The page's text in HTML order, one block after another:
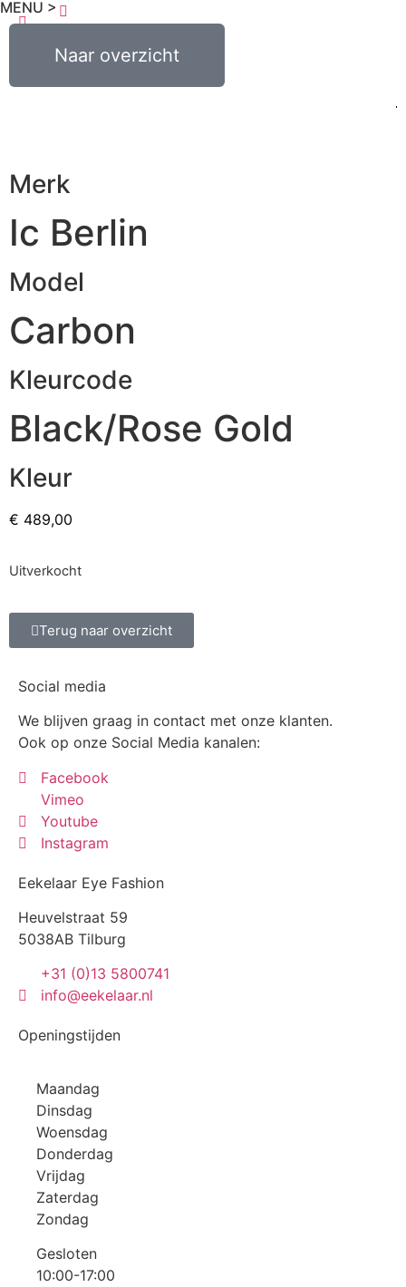
MENU >
Naar overzicht
0,00 0
Merk
Ic Berlin
Model
Carbon
Kleurcode
Black/Rose Gold
Kleur
€ 489,00
Uitverkocht
Terug naar overzicht
Social media
We blijven graag in contact met onze klanten.
Ook op onze Social Media kanalen:
Facebook
Vimeo
Youtube
Instagram
Eekelaar Eye Fashion
Heuvelstraat 59
5038AB Tilburg
+31 (0)13 5800741
info@eekelaar.nl
Openingstijden
Maandag
Dinsdag
Woensdag
Donderdag
Vrijdag
Zaterdag
Zondag
Gesloten
10:00-17:00